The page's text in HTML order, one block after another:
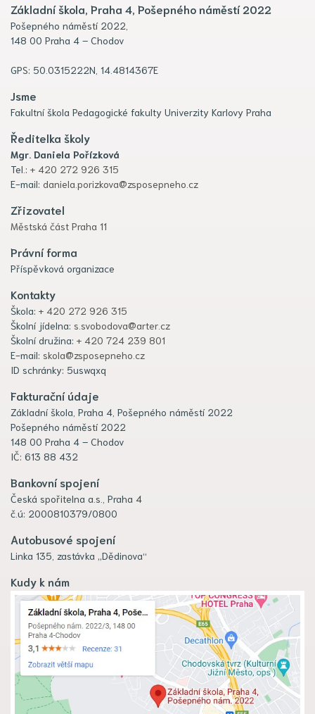
Základní škola, Praha 4, Pošepného náměstí 2022
Pošepného náměstí 2022,
148 00 Praha 4 – Chodov
GPS: 50.0315222N, 14.4814367E
Jsme
Fakultní škola Pedagogické fakulty Univerzity Karlovy Praha
Ředitelka školy
Mgr. Daniela Pořízková
Tel.: + 420 272 926 315
E-mail: daniela.porizkova@zsposepneho.cz
Zřizovatel
Městská část Praha 11
Právní forma
Příspěvková organizace
Kontakty
Škola: + 420 272 926 315
Školní jídelna: s.svobodova@arter.cz
Školní družina: + 420 724 239 801
E-mail: skola@zsposepneho.cz
ID schránky: 5uswqxq
Fakturační údaje
Základní škola, Praha 4, Pošepného náměstí 2022
Pošepného náměstí 2022
148 00 Praha 4 – Chodov
IČ: 613 88 432
Bankovní spojení
Česká spořitelna a.s., Praha 4
č.ú: 2000810379/0800
Autobusové spojení
Linka 135, zastávka „Dědinova“
Kudy k nám